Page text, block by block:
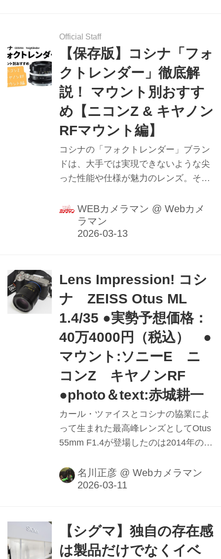
Official Staff
【保存版】コシナ「フォ
クトレンダー」徹底解
説！ マウント別おすす
め【ニコンZ & キヤノン
RFマウント編】
コシナの「フォクトレンダー」ブラン
ドは、大手では実現できないような尖
った性能や仕様が魅力のレンズ。その
に詳しく解説。今回はニコンZ/キヤノ
ンRFマウント編！ おすすめレンズも
選んでいます。
WEBカメラマン @ Webカメ
ラマン
Lens Impression! コシ
ナ ZEISS Otus ML
1.4/35 ●実勢予想価格：
40万4000円（税込） ●
マウント:ソニーE ニ
コンZ キヤノンRF
●photo＆text:赤城耕一
カール・ツァイスとコシナの協業によ
って生まれた最高峰レンズとしてOtus
55mm F1.4が登場したのは2014年のこ
ューアルされた"Otus ML
1.4/50"と"Otus ML 1.4/85"をリリー
名川正彦 @ Webカメラマン
【シグマ】独自の存在感
は製品だけでなくイベ